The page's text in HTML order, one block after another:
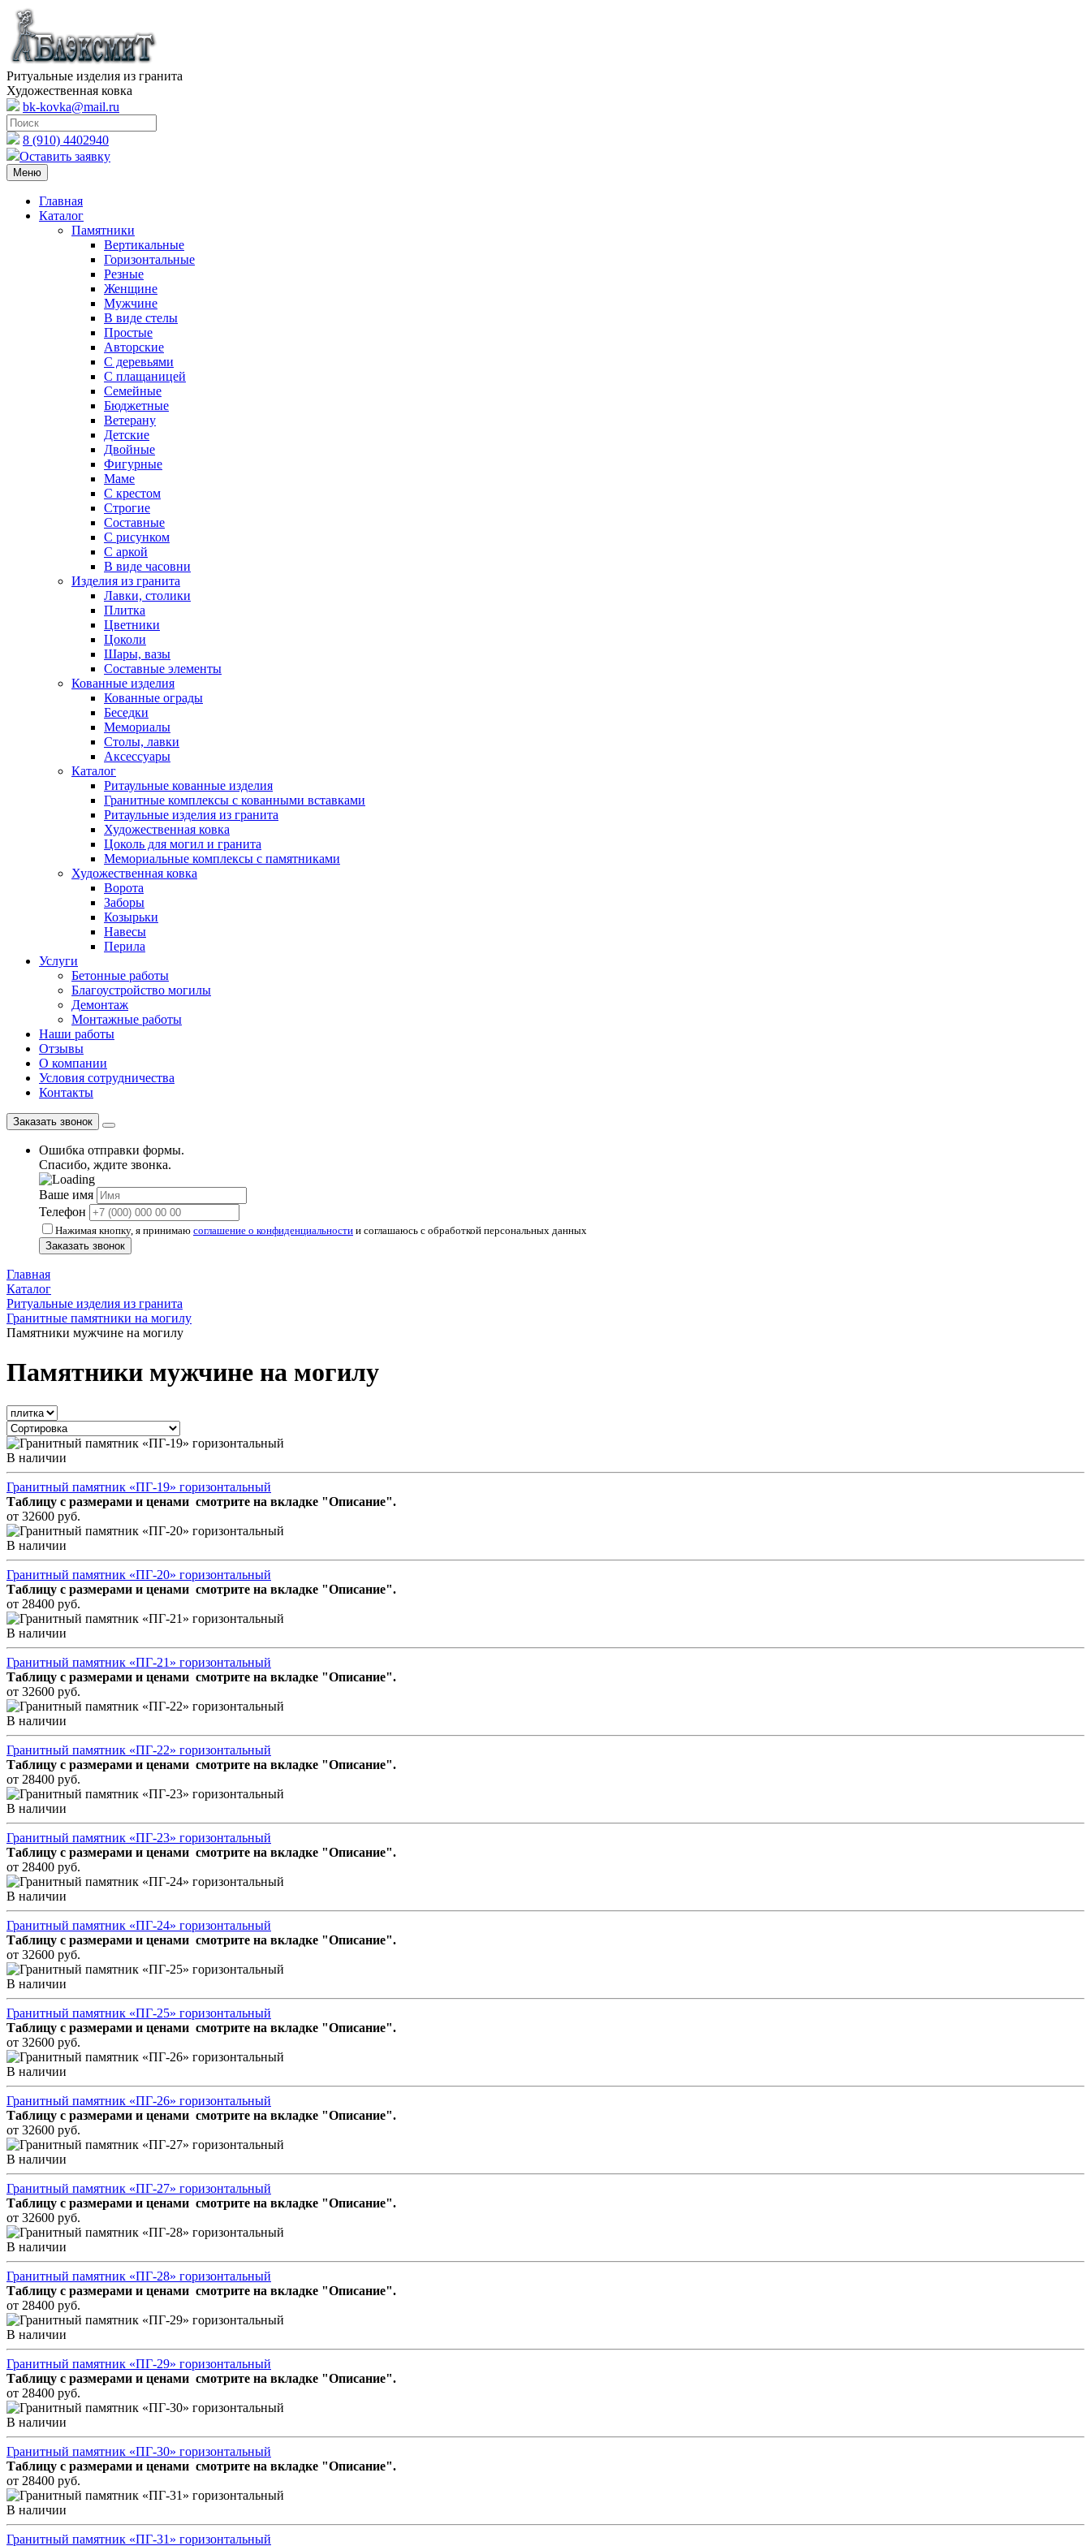
Ритуальные изделия из гранита
Художественная ковка
bk-kovka@mail.ru
8 (910) 4402940
Оставить заявку
Меню
Главная
Каталог
Памятники
Вертикальные
Горизонтальные
Резные
Женщине
Мужчине
В виде стелы
Простые
Авторские
С деревьями
С плащаницей
Семейные
Бюджетные
Ветерану
Детские
Двойные
Фигурные
Маме
С крестом
Строгие
Составные
С рисунком
С аркой
В виде часовни
Изделия из гранита
Лавки, столики
Плитка
Цветники
Цоколи
Шары, вазы
Составные элементы
Кованные изделия
Кованные ограды
Беседки
Мемориалы
Столы, лавки
Аксессуары
Каталог
Ритаульные кованные изделия
Гранитные комплексы с кованными вставками
Ритаульные изделия из гранита
Художественная ковка
Цоколь для могил и гранита
Мемориальные комплексы с памятниками
Художественная ковка
Ворота
Заборы
Козырьки
Навесы
Перила
Услуги
Бетонные работы
Благоустройство могилы
Демонтаж
Монтажные работы
Наши работы
Отзывы
О компании
Условия сотрудничества
Контакты
Заказать звонок
Ошибка отправки формы.
Спасибо, ждите звонка.
Ваше имя
Телефон
Нажимая кнопку, я принимаю соглашение о конфиденциальности и соглашаюсь с обработкой персональных данных
Заказать звонок
Главная
Каталог
Ритуальные изделия из гранита
Гранитные памятники на могилу
Памятники мужчине на могилу
Памятники мужчине на могилу
В наличии
Гранитный памятник «ПГ-19» горизонтальный
Таблицу с размерами и ценами смотрите на вкладке "Описание".
от 32600 руб.
В наличии
Гранитный памятник «ПГ-20» горизонтальный
Таблицу с размерами и ценами смотрите на вкладке "Описание".
от 28400 руб.
В наличии
Гранитный памятник «ПГ-21» горизонтальный
Таблицу с размерами и ценами смотрите на вкладке "Описание".
от 32600 руб.
В наличии
Гранитный памятник «ПГ-22» горизонтальный
Таблицу с размерами и ценами смотрите на вкладке "Описание".
от 28400 руб.
В наличии
Гранитный памятник «ПГ-23» горизонтальный
Таблицу с размерами и ценами смотрите на вкладке "Описание".
от 28400 руб.
В наличии
Гранитный памятник «ПГ-24» горизонтальный
Таблицу с размерами и ценами смотрите на вкладке "Описание".
от 32600 руб.
В наличии
Гранитный памятник «ПГ-25» горизонтальный
Таблицу с размерами и ценами смотрите на вкладке "Описание".
от 32600 руб.
В наличии
Гранитный памятник «ПГ-26» горизонтальный
Таблицу с размерами и ценами смотрите на вкладке "Описание".
от 32600 руб.
В наличии
Гранитный памятник «ПГ-27» горизонтальный
Таблицу с размерами и ценами смотрите на вкладке "Описание".
от 32600 руб.
В наличии
Гранитный памятник «ПГ-28» горизонтальный
Таблицу с размерами и ценами смотрите на вкладке "Описание".
от 28400 руб.
В наличии
Гранитный памятник «ПГ-29» горизонтальный
Таблицу с размерами и ценами смотрите на вкладке "Описание".
от 28400 руб.
В наличии
Гранитный памятник «ПГ-30» горизонтальный
Таблицу с размерами и ценами смотрите на вкладке "Описание".
от 28400 руб.
В наличии
Гранитный памятник «ПГ-31» горизонтальный